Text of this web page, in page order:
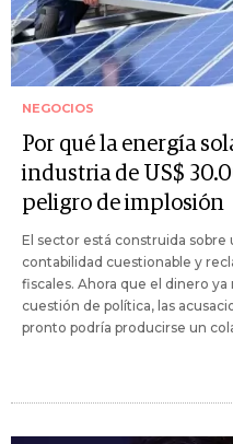
NEGOCIOS
Por qué la energía
industria de US$
peligro de implosión
El sector está construida sobre
contabilidad cuestionable y
fiscales. Ahora que el dinero ya
cuestión de política, las
pronto podría producirse un